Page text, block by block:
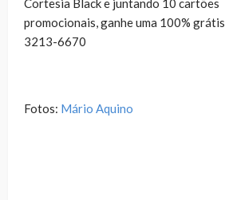
Cortesia Black e juntando 10 cartões
promocionais, ganhe uma 100% grátis
3213-6670
Fotos: Mário Aquino